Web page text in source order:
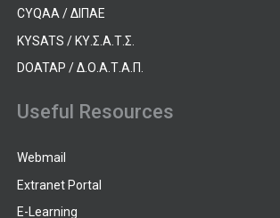
CYQAA / ΔΙΠΑΕ
KYSATS / ΚΥ.Σ.Α.Τ.Σ.
DOATAP / Δ.Ο.Α.Τ.Α.Π.
Useful Resources
Webmail
Extranet Portal
E-Learning